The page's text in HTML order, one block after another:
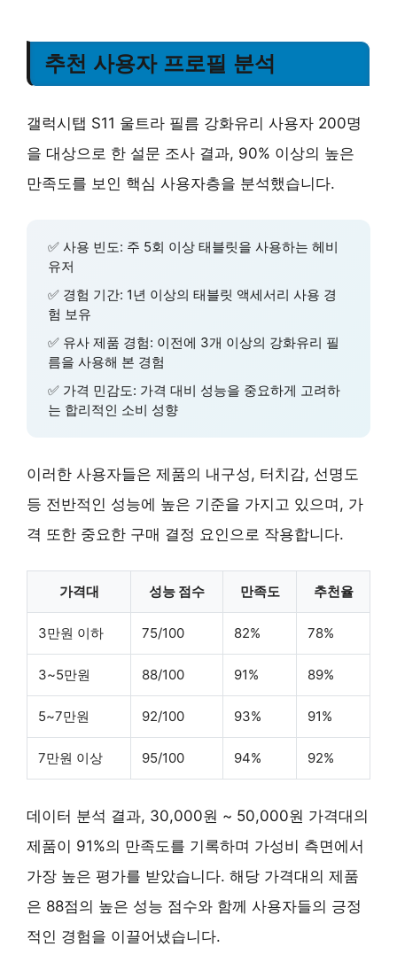
추천 사용자 프로필 분석
갤럭시탭 S11 울트라 필름 강화유리 사용자 200명
을 대상으로 한 설문 조사 결과, 90% 이상의 높은
만족도를 보인 핵심 사용자층을 분석했습니다.
✅ 사용 빈도: 주 5회 이상 태블릿을 사용하는 헤비
유저
✅ 경험 기간: 1년 이상의 태블릿 액세서리 사용 경
험 보유
✅ 유사 제품 경험: 이전에 3개 이상의 강화유리 필
름을 사용해 본 경험
✅ 가격 민감도: 가격 대비 성능을 중요하게 고려하
는 합리적인 소비 성향
이러한 사용자들은 제품의 내구성, 터치감, 선명도
등 전반적인 성능에 높은 기준을 가지고 있으며, 가
격 또한 중요한 구매 결정 요인으로 작용합니다.
가격대 성능 점수 만족도 추천율
3만원 이하 75/100 82% 78%
3~5만원 88/100 91% 89%
5~7만원 92/100 93% 91%
7만원 이상 95/100 94% 92%
데이터 분석 결과, 30,000원 ~ 50,000원 가격대의
제품이 91%의 만족도를 기록하며 가성비 측면에서
가장 높은 평가를 받았습니다. 해당 가격대의 제품
은 88점의 높은 성능 점수와 함께 사용자들의 긍정
적인 경험을 이끌어냈습니다.